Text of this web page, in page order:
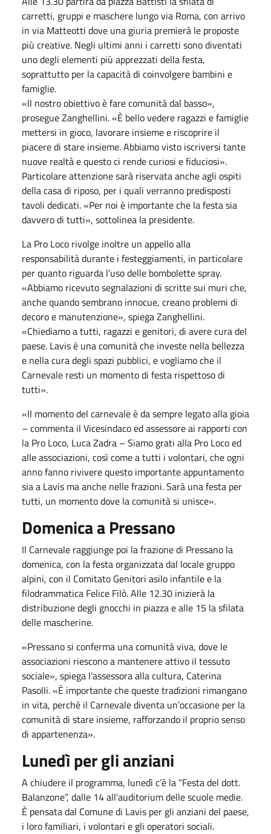
carretti, gruppi e maschere lungo via Roma, con arrivo
in via Matteotti dove una giuria premierà le proposte
più creative. Negli ultimi anni i carretti sono diventati
uno degli elementi più apprezzati della festa,
soprattutto per la capacità di coinvolgere bambini e
famiglie.
«Il nostro obiettivo è fare comunità dal basso»,
prosegue Zanghellini. «È bello vedere ragazzi e famiglie
mettersi in gioco, lavorare insieme e riscoprire il
piacere di stare insieme. Abbiamo visto iscriversi tante
nuove realtà e questo ci rende curiosi e fiduciosi».
Particolare attenzione sarà riservata anche agli ospiti
della casa di riposo, per i quali verranno predisposti
tavoli dedicati. «Per noi è importante che la festa sia
davvero di tutti», sottolinea la presidente.
La Pro Loco rivolge inoltre un appello alla
responsabilità durante i festeggiamenti, in particolare
per quanto riguarda l’uso delle bombolette spray.
«Abbiamo ricevuto segnalazioni di scritte sui muri che,
anche quando sembrano innocue, creano problemi di
decoro e manutenzione», spiega Zanghellini.
«Chiediamo a tutti, ragazzi e genitori, di avere cura del
paese. Lavis è una comunità che investe nella bellezza
e nella cura degli spazi pubblici, e vogliamo che il
Carnevale resti un momento di festa rispettoso di
tutti».
«Il momento del carnevale è da sempre legato alla gioia
– commenta il Vicesindaco ed assessore ai rapporti con
la Pro Loco, Luca Zadra – Siamo grati alla Pro Loco ed
alle associazioni, così come a tutti i volontari, che ogni
anno fanno rivivere questo importante appuntamento
sia a Lavis ma anche nelle frazioni. Sarà una festa per
tutti, un momento dove la comunità si unisce».
Domenica a Pressano
Il Carnevale raggiunge poi la frazione di Pressano la
domenica, con la festa organizzata dal locale gruppo
alpini, con il Comitato Genitori asilo infantile e la
filodrammatica Felice Filò. Alle 12.30 inizierà la
distribuzione degli gnocchi in piazza e alle 15 la sfilata
delle mascherine.
«Pressano si conferma una comunità viva, dove le
associazioni riescono a mantenere attivo il tessuto
sociale», spiega l’assessora alla cultura, Caterina
Pasolli. «È importante che queste tradizioni rimangano
in vita, perché il Carnevale diventa un’occasione per la
comunità di stare insieme, rafforzando il proprio senso
di appartenenza».
Lunedì per gli anziani
A chiudere il programma, lunedì c’è la “Festa del dott.
Balanzone”, dalle 14 all’auditorium delle scuole medie.
È pensata dal Comune di Lavis per gli anziani del paese,
i loro familiari, i volontari e gli operatori sociali.